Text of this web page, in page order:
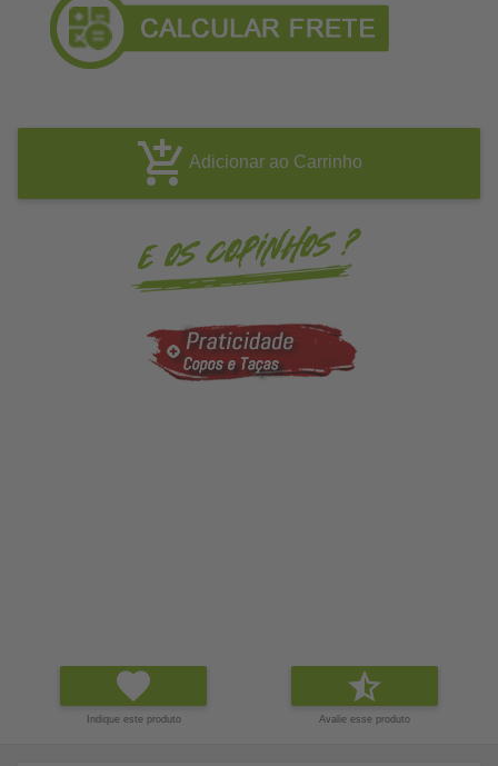
Adicionar ao Carrinho
Indique este produto Avalie esse produto